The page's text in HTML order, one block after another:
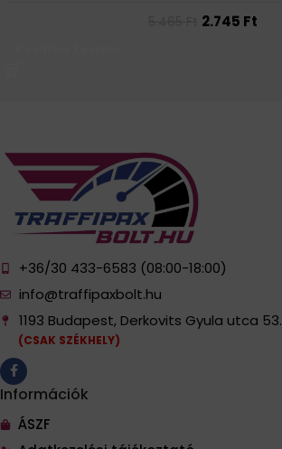
2.745 Ft
+36/30 433-6583 (08:00-18:00)
info@traffipaxbolt.hu
1193 Budapest, Derkovits Gyula utca 53.
(CSAK SZÉKHELY)
Információk
ÁSZF